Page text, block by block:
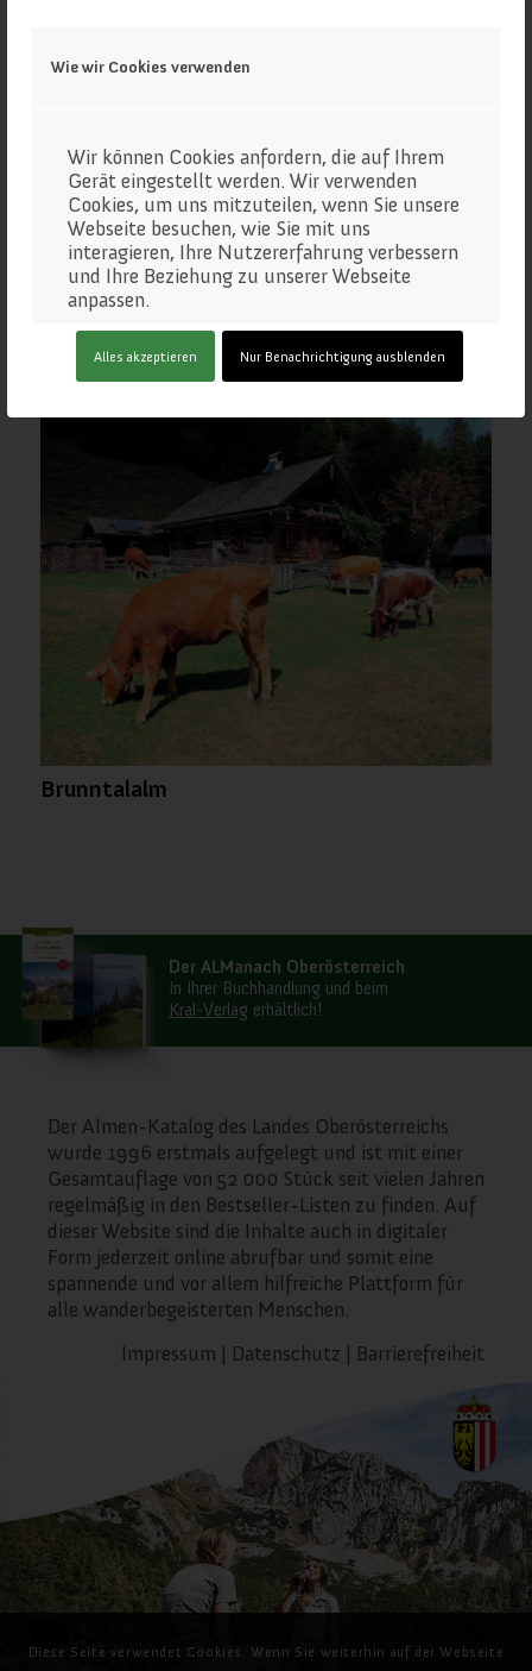
Wie wir Cookies verwenden
Wir können Cookies anfordern, die auf Ihrem
Gerät eingestellt werden. Wir verwenden
Cookies, um uns mitzuteilen, wenn Sie unsere
Webseite besuchen, wie Sie mit uns
interagieren, Ihre Nutzererfahrung verbessern
und Ihre Beziehung zu unserer Webseite
anpassen.
Klicken Sie auf die verschiedenen
Kategorienüberschriften, um mehr zu
erfahren. Sie können auch einige Ihrer
Einstellungen ändern. Beachten Sie, dass das
Blockieren einiger Arten von Cookies
Auswirkungen auf Ihre Erfahrung auf unseren
Webseite und auf die Dienste haben kann, die
wir anbieten können.
Wichtige Webseiten-Cookies
Andere externe Dienste
Alles akzeptieren Nur Benachrichtigung ausblenden
Trockentannalm
Brunntalalm
Der ALManach Oberösterreich
In Ihrer Buchhandlung und beim
Kral-Verlag erhältlich!
Der Almen-Katalog des Landes Oberösterreichs
wurde 1996 erstmals aufgelegt und ist mit einer
Gesamtauflage von 52 000 Stück seit vielen Jahren
regelmäßig in den Bestseller-Listen zu finden. Auf
dieser Website sind die Inhalte auch in digitaler
Form jederzeit online abrufbar und somit eine
spannende und vor allem hilfreiche Plattform für
alle wanderbegeisterten Menschen.
Impressum | Datenschutz | Barrierefreiheit
Diese Seite verwendet Cookies. Wenn Sie weiterhin auf der Webseite